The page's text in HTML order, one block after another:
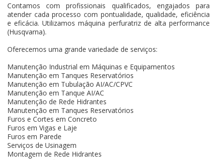
Contamos com profissionais qualificados, engajados para
atender cada processo com pontualidade, qualidade, eficiência
e eficácia. Utilizamos máquina perfuratriz de alta performance
(Husqvarna).
Oferecemos uma grande variedade de serviços:
Manutenção Industrial em Máquinas e Equipamentos
Manutenção em Tanques Reservatórios
Manutenção em Tubulação AI/AC/CPVC
Manutenção em Tanque AI/AC
Manutenção de Rede Hidrantes
Manutenção em Tanques Reservatórios
Furos e Cortes em Concreto
Furos em Vigas e Laje
Furos em Parede
Serviços de Usinagem
Montagem de Rede Hidrantes